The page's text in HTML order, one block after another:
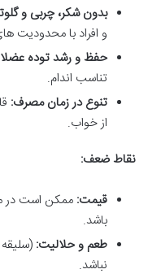
بدون شکر، چربی و
و افراد با محدودیت
حفظ و رشد توده
تناسب اندام.
تنوع در زمان مصرف:
از خواب.
نقاط ضعف:
قیمت: ممکن است در
باشد.
طعم و حلالیت:
نباشد.